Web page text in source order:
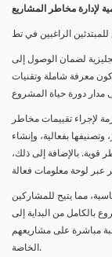
لضمان الوصول إلى
معرفة شاملة وتقنيات
لإجراء تقييمات مخاطر
بفعالية، وإنشاء
بالإضافة إلى ذلك،
مما يتيح للمشاركين
بالكامل من البداية إلى
مباشرة على مشاريعهم
الخاصة.